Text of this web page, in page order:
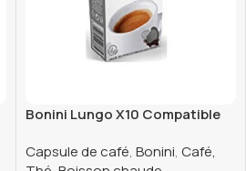
Bonini Lungo X10 Compatible
Capsule de café,Bonini,Café,